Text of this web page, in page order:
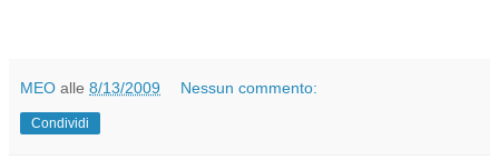
MEO alle 8/13/2009 Nessun commento:
Condividi